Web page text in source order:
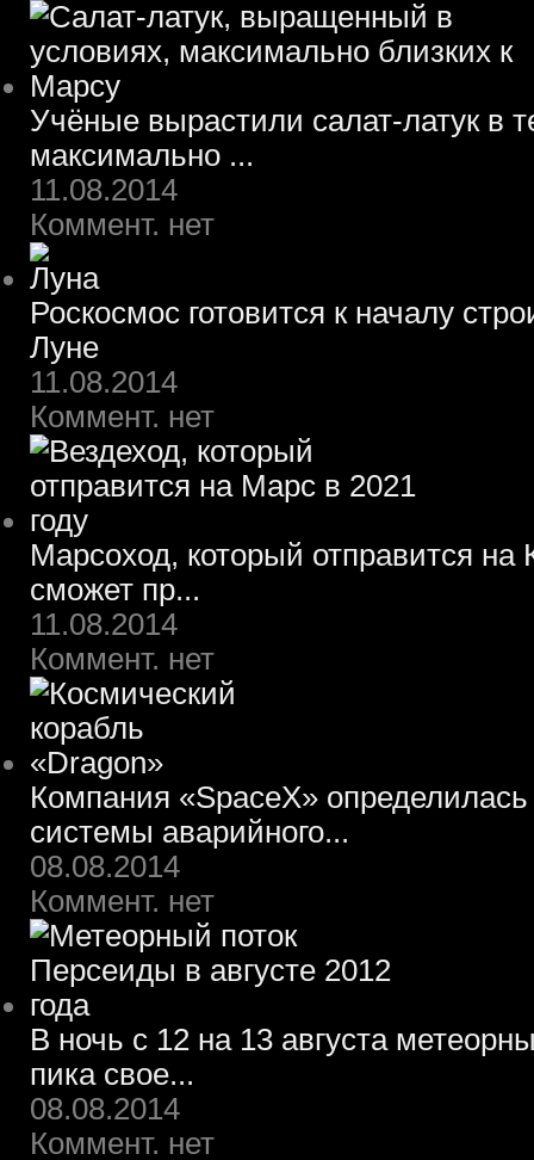
Учёные вырастили салат-латук в
максимально ...
11.08.2014
Коммент. нет
Роскосмос готовится к началу
Луне
11.08.2014
Коммент. нет
Марсоход, который отправится на
сможет пр...
11.08.2014
Коммент. нет
Компания «SpaceX»
системы аварийного...
08.08.2014
Коммент. нет
В ночь с 12 на 13 августа
пика свое...
08.08.2014
Коммент. нет